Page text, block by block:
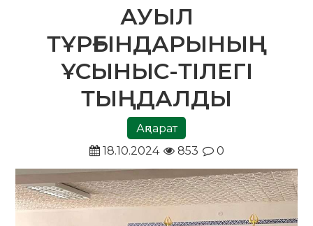
АУЫЛ
ТҰРҒЫНДАРЫНЫҢ
ҰСЫНЫС-ТІЛЕГІ
ТЫҢДАЛДЫ
Ақпарат
18.10.2024
853 0